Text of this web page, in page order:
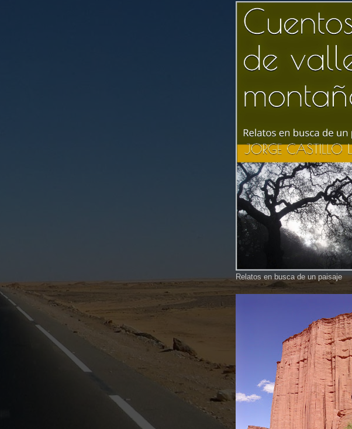
Relatos en busca de un paisaje